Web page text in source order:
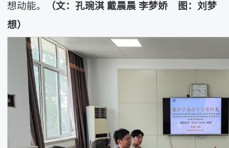
想动能。
（文：孔琬淇戴晨晨李梦娇 图：刘梦
想）